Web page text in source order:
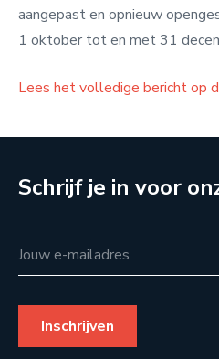
aangepast en opnieuw
1 oktober tot en met 31
Lees het volledige bericht op
Schrijf je in voor
Jouw e-mailadres